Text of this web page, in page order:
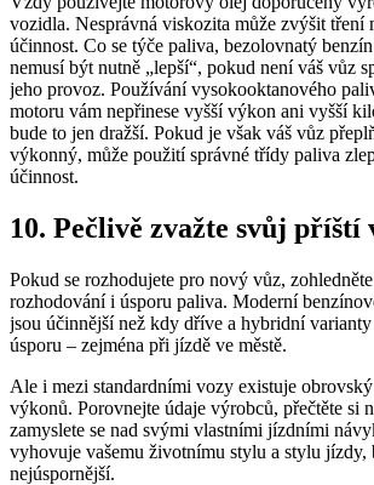
vozidla. Nesprávná viskozita může zvýšit tření
účinnost. Co se týče paliva, bezolovnatý
nemusí být nutně „lepší“, pokud není váš vůz
jeho provoz. Používání vysokooktanového
motoru vám nepřinese vyšší výkon ani vyšší
bude to jen dražší. Pokud je však váš vůz
výkonný, může použití správné třídy paliva
účinnost.
10. Pečlivě zvažte svůj příští
Pokud se rozhodujete pro nový vůz,
rozhodování i úsporu paliva. Moderní
jsou účinnější než kdy dříve a hybridní
úsporu – zejména při jízdě ve městě.
Ale i mezi standardními vozy existuje
výkonů. Porovnejte údaje výrobců, přečtěte si
zamyslete se nad svými vlastními jízdními
vyhovuje vašemu životnímu stylu a stylu jízdy,
nejúspornější.